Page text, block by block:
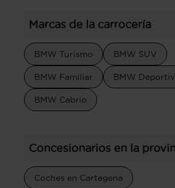
Marcas de la carrocería
BMW Turismo BMW SUV
BMW Familiar BMW
BMW Cabrio
Concesionarios en la
Coches en Cartagena